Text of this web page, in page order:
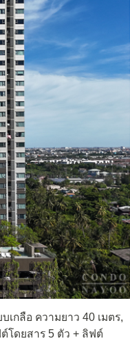
เกลือ ความยาว 40 เมตร,
โดยสาร 5 ตัว + ลิฟต์